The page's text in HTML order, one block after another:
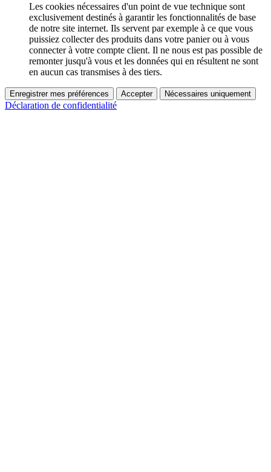
Les cookies nécessaires d'un point de vue technique sont
exclusivement destinés à garantir les fonctionnalités de base
de notre site internet. Ils servent par exemple à ce que vous
puissiez collecter des produits dans votre panier ou à vous
connecter à votre compte client. Il ne nous est pas possible de
remonter jusqu'à vous et les données qui en résultent ne sont
en aucun cas transmises à des tiers.
Enregistrer mes préférences Accepter Nécessaires uniquement
Déclaration de confidentialité